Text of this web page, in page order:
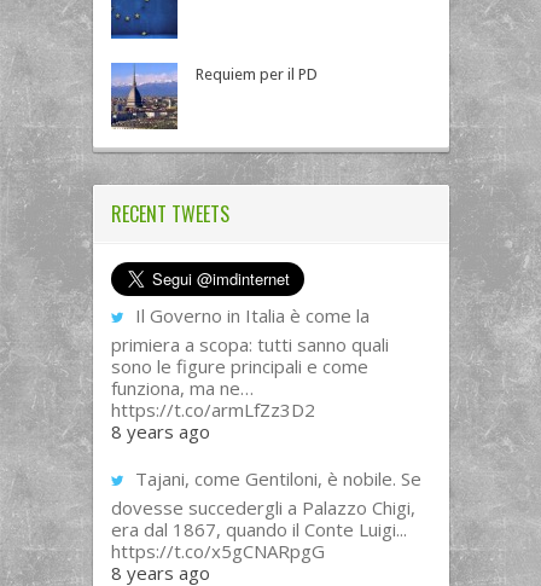
Requiem per il PD
RECENT TWEETS
Il Governo in Italia è come la
primiera a scopa: tutti sanno quali
sono le figure principali e come
funziona, ma ne…
https://t.co/armLfZz3D2
8 years ago
Tajani, come Gentiloni, è nobile. Se
dovesse succedergli a Palazzo Chigi,
era dal 1867, quando il Conte Luigi...
https://t.co/x5gCNARpgG
8 years ago